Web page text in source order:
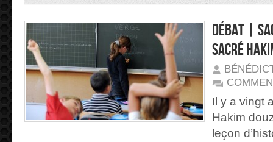
Débat |
sacré
Il y a vingt
Hakim
leçon